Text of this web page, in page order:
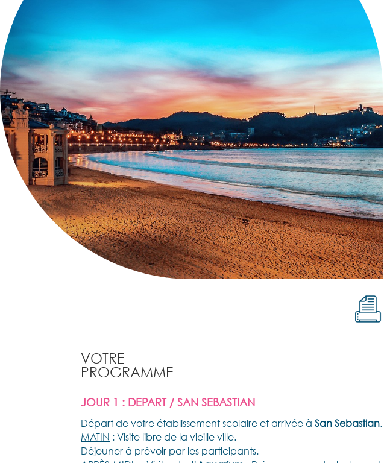
VOTRE
PROGRAMME
JOUR 1 : DEPART / SAN SEBASTIAN
Départ de votre établissement scolaire et arrivée àSan Sebastian.
MATIN : Visite libre de la vieille ville.
Déjeuner à prévoir par les participants.